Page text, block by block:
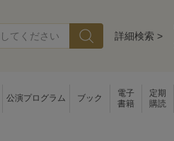
詳細検索 >
公演プログラム ブック
電子
書籍
定期
購読